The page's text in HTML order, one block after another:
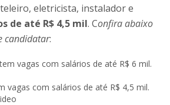
eletricista, instalador e
de até R$ 4,5 mil. Confira abaixo
candidatar:
vagas com salários de até R$ 4,5 mil.